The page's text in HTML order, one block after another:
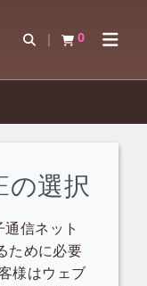
検索を開く
0
カートを確認す
ナビ
です
の選択
信ネット
ために必要
様はウェブ